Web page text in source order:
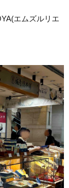
エムズルリエ